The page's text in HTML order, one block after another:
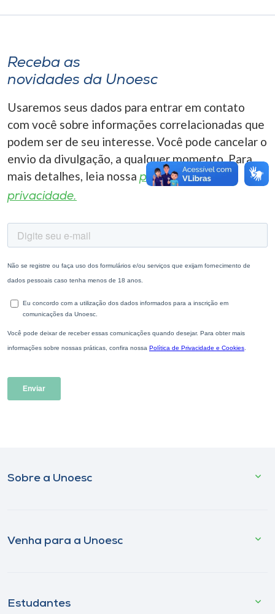
A+
Receba as
novidades da Unoesc
Usaremos seus dados para entrar em contato
com você sobre informações correlacionadas que
podem ser de seu interesse. Você pode cancelar o
envio da divulgação, a qualquer momento. Para
mais detalhes, leia nossa política de
privacidade.
Sobre a Unoesc
Venha para a Unoesc
Estudantes